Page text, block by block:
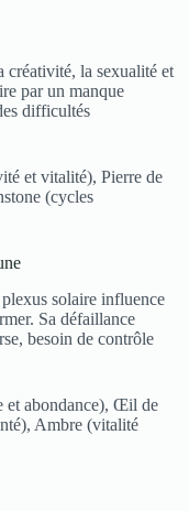
créativité, la sexualité et
par un manque
difficultés
et vitalité), Pierre de
(cycles
solaire influence
Sa défaillance
besoin de contrôle
et abondance), Œil de
Ambre (vitalité